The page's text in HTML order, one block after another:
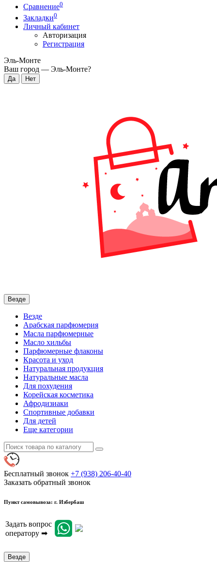
Сравнение0
Закладки0
Личный кабинет
Авторизация
Регистрация
Эль-Монте
Ваш город — Эль-Монте?
Везде
Везде
Арабская парфюмерия
Масла парфюмерные
Масло хильбы
Парфюмерные флаконы
Красота и уход
Натуральная продукция
Натуральные масла
Для похудения
Корейская косметика
Афродизиаки
Спортивные добавки
Для детей
Еще категории
Бесплатный звонок +7 (938) 206-40-40
Заказать обратный звонок
Пункт самовывоза: г. Избербаш
Задать вопрос
оператору ➡
Везде